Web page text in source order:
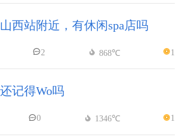
西站附近，有休闲spa店吗
2 868℃ 1
记得Wo吗
0 1346℃ 1